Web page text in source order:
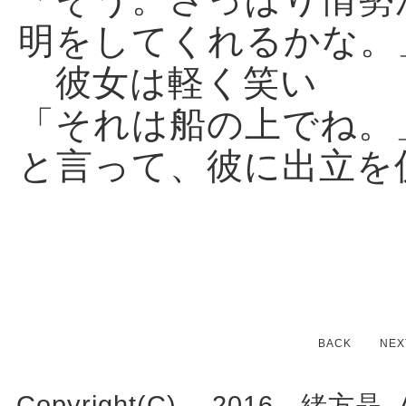
明をしてくれるかな。
彼女は軽く笑い
「それは船の上でね。
と言って、彼に出立
BACK